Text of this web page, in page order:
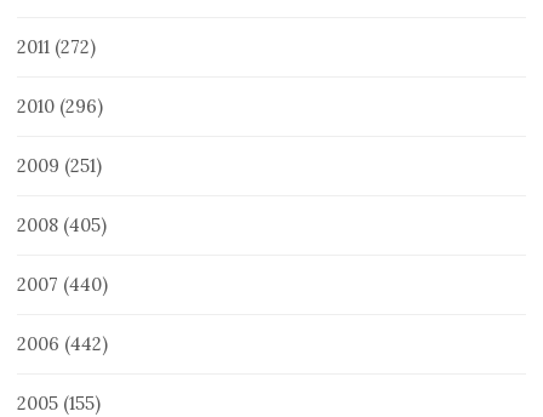
2011 (272)
2010 (296)
2009 (251)
2008 (405)
2007 (440)
2006 (442)
2005 (155)